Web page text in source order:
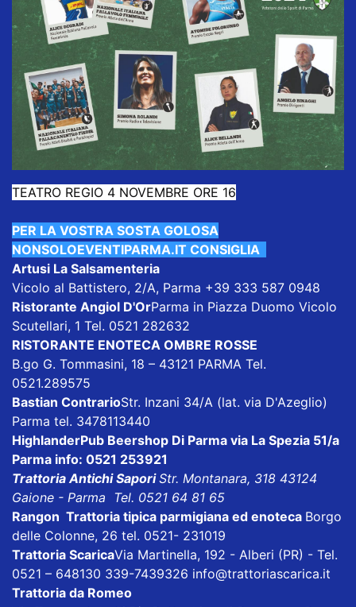
TEATRO REGIO 4 NOVEMBRE ORE 16
PER LA VOSTRA SOSTA GOLOSA
NONSOLOEVENTIPARMA.IT CONSIGLIA
Artusi La Salsamenteria
Vicolo al Battistero, 2/A, Parma +39 333 587 0948
Ristorante Angiol D'OrParma in Piazza Duomo Vicolo
Scutellari, 1 Tel. 0521 282632
RISTORANTE ENOTECA OMBRE ROSSE
B.go G. Tommasini, 18 – 43121 PARMA Tel.
0521.289575
Bastian ContrarioStr. Inzani 34/A (lat. via D'Azeglio)
Parma tel. 3478113440
HighlanderPub Beershop Di Parma via La Spezia 51/a
Parma info: 0521 253921
Trattoria Antichi SaporiStr. Montanara, 318 43124
Gaione - Parma Tel. 0521 64 81 65
Rangon Trattoria tipica parmigiana ed enoteca Borgo
delle Colonne, 26 tel. 0521- 231019
Trattoria ScaricaVia Martinella, 192 - Alberi (PR) - Tel.
0521 – 648130 339-7439326 info@trattoriascarica.it
Trattoria da Romeo